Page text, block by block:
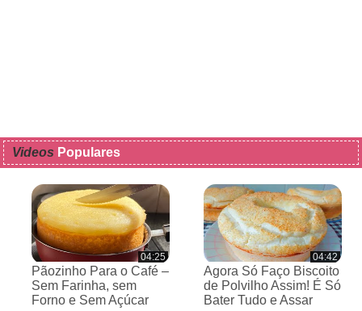
Videos Populares
04:25
Pãozinho Para o Café –
Sem Farinha, sem
Forno e Sem Açúcar
04:42
Agora Só Faço Biscoito
de Polvilho Assim! É Só
Bater Tudo e Assar